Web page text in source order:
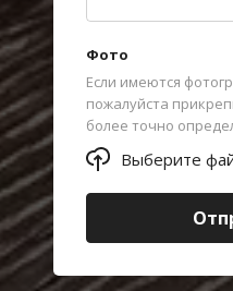
Фото
Если имеются
пожалуйста
более точно
Выберите